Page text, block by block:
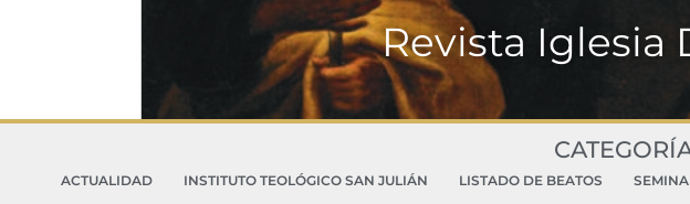
Revista Iglesia
ACTUALIDAD INSTITUTO TEOLÓGICO SAN JULIÁN LISTADO DE BEATOS